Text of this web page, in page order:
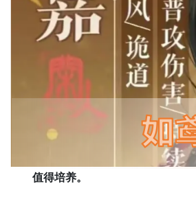
‌值得培养。